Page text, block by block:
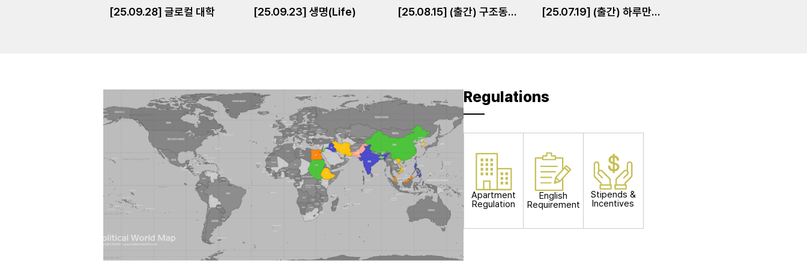
[25.09.28] 글로컬 대학 [25.09.23] 생명(Life) [25.08.15] (출간) 구조동역학(6판) [25.07.19] (출간) 하루만에 이해하는 내진설계 기본개념
Regulations
Apartment
Regulation
English
Requirement
Stipends &
Incentives